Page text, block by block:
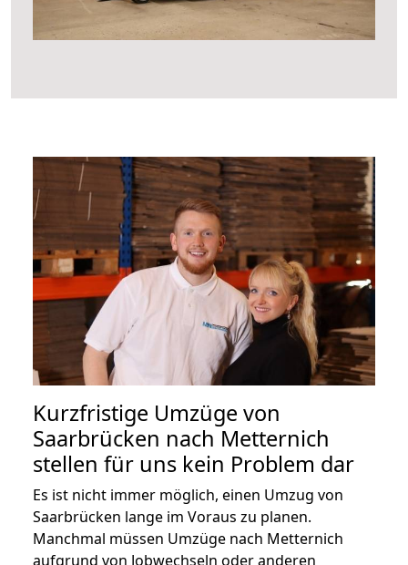
Kurzfristige Umzüge von
Saarbrücken nach Metternich
stellen für uns kein Problem dar
Es ist nicht immer möglich, einen Umzug von
Saarbrücken lange im Voraus zu planen.
Manchmal müssen Umzüge nach Metternich
aufgrund von Jobwechseln oder anderen